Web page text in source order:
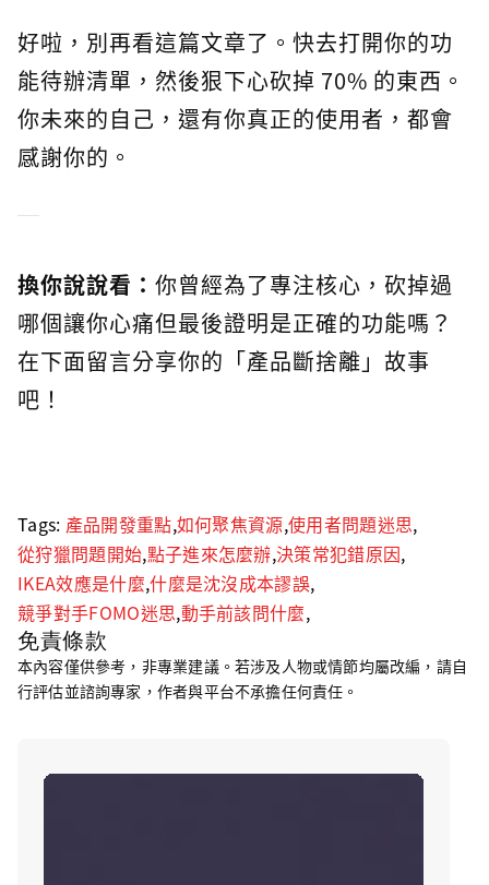
好啦，別再看這篇文章了。快去打開你的功
能待辦清單，然後狠下心砍掉 70% 的東西。
你未來的自己，還有你真正的使用者，都會
感謝你的。
換你說說看： 你曾經為了專注核心，砍掉過
哪個讓你心痛但最後證明是正確的功能嗎？
在下面留言分享你的「產品斷捨離」故事
吧！
Tags: 產品開發重點,如何聚焦資源,使用者問題迷思,
從狩獵問題開始,點子進來怎麼辦,決策常犯錯原因,
IKEA效應是什麼,什麼是沈沒成本謬誤,
競爭對手FOMO迷思,動手前該問什麼,
免責條款
本內容僅供參考，非專業建議。若涉及人物或情節均屬改編，請自
行評估並諮詢專家，作者與平台不承擔任何責任。